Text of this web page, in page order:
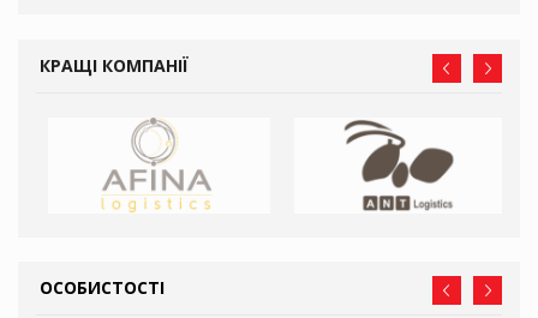
КРАЩІ КОМПАНІЇ
ОСОБИСТОСТІ